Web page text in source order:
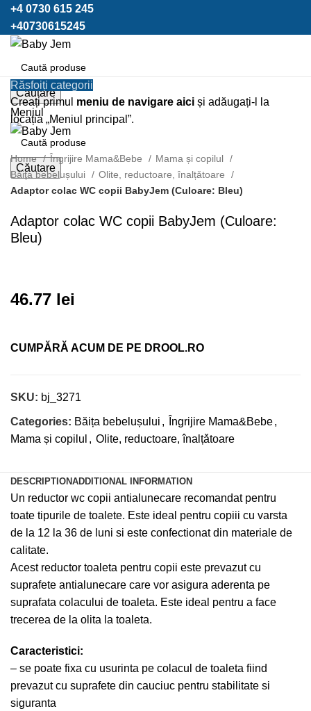
+4 0730 615 245
+40730615245
Căutare
Meniul
Răsfoiți categorii
Creați primul meniu de navigare aici și adăugați-l la
locația „Meniul principal”.
Căutare
Click pentru a mari
Home Îngrijire Mama&Bebe
Mama și copilul
Băița bebelușului
Olite, reductoare, înalțǎtoare
Adaptor colac WC copii BabyJem (Culoare: Bleu)
Adaptor colac WC copii BabyJem (Culoare:
Bleu)
46.77 lei
CUMPĂRĂ ACUM DE PE DROOL.RO
SKU: bj_3271
Categories: Băița bebelușului , Îngrijire Mama&Bebe,
Mama și copilul , Olite, reductoare, înalțǎtoare
DESCRIPTIONADDITIONAL INFORMATION
Un reductor wc copii antialunecare recomandat pentru
toate tipurile de toalete. Este ideal pentru copiii cu varsta
de la 12 la 36 de luni si este confectionat din materiale de
calitate.
Acest reductor toaleta pentru copii este prevazut cu
suprafete antialunecare care vor asigura aderenta pe
suprafata colacului de toaleta. Este ideal pentru a face
trecerea de la olita la toaleta.
Caracteristici:
– se poate fixa cu usurinta pe colacul de toaleta fiind
prevazut cu suprafete din cauciuc pentru stabilitate si
siguranta